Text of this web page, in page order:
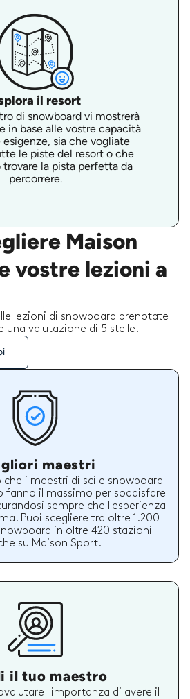
il resort
di snowboard vi mostrerà
in base alle vostre capacità
esigenze, sia che vogliate
le piste del resort o che
la pista perfetta da
percorrere.
Maison
vostre lezioni a
lezioni di snowboard prenotate
una valutazione di 5 stelle.
maestri
i maestri di sci e snowboard
fanno il massimo per soddisfare
sempre che l'esperienza
Puoi scegliere tra oltre 1.200
in oltre 420 stazioni
su Maison Sport.
il tuo maestro
l'importanza di avere il